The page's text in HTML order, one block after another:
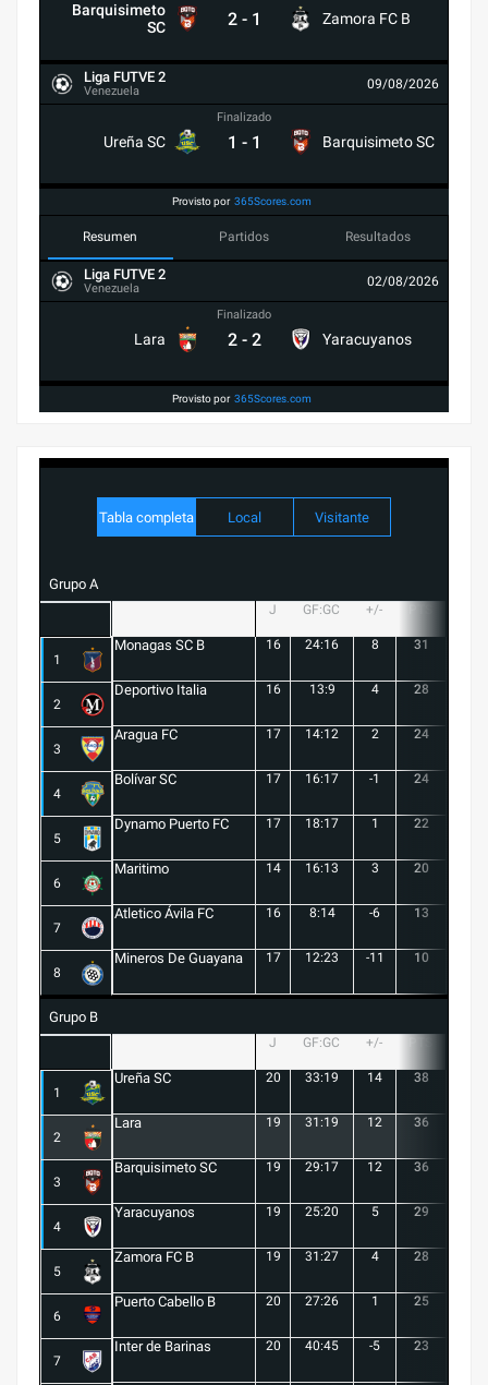
Barquisimeto
SC
2 - 1 Zamora FC B
Liga FUTVE 2
Venezuela 09/08/2026
Ureña SC
Finalizado
1 - 1 Barquisimeto SC
Provisto por 365Scores.com
Resumen Partidos Resultados
Liga FUTVE 2
Venezuela 02/08/2026
Lara
Finalizado
2 - 2 Yaracuyanos
Provisto por 365Scores.com
Tabla completa Local Visitante
Grupo A
J GF:GC +/-
1
Monagas SC B 16 24:16 8 31
2
Deportivo Italia 16 13:9 4 28
3
Aragua FC 17 14:12 2 24
4
Bolívar SC 17 16:17 -1 24
5
Dynamo Puerto FC 17 18:17 1 22
6
Maritimo 14 16:13 3 20
7
Atletico Ávila FC 16 8:14 -6 13
8
Mineros De Guayana 17 12:23 -11 10
Grupo B
J GF:GC +/-
1
Ureña SC 20 33:19 14 38
2
Lara 19 31:19 12 36
3
Barquisimeto SC 19 29:17 12 36
4
Yaracuyanos 19 25:20 5 29
5
Zamora FC B 19 31:27 4 28
6
Puerto Cabello B 20 27:26 1 25
7
Inter de Barinas 20 40:45 -5 23